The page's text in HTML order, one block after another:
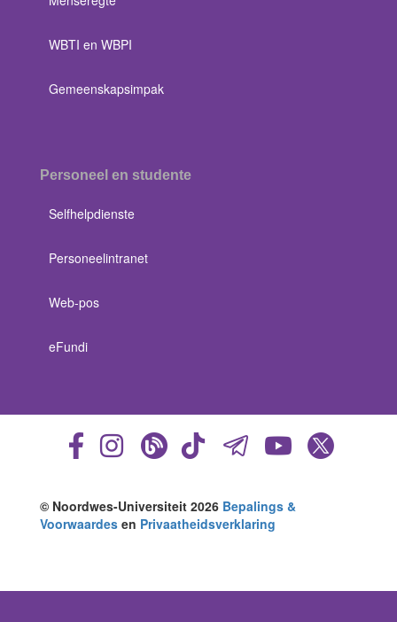
WBTI en WBPI
Gemeenskapsimpak
Personeel en studente
Selfhelpdienste
Personeelintranet
Web-pos
eFundi
© Noordwes-Universiteit 2026 Bepalings &
Voorwaardes en Privaatheidsverklaring